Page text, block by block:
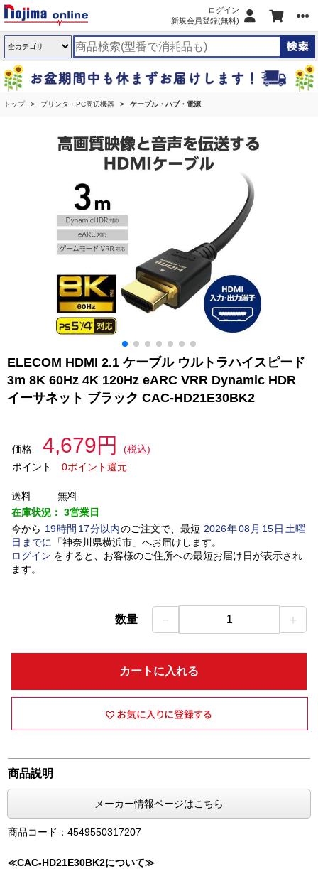
ログイン
新規会員登録(無料)
トップ プリンタ・PC周辺機器 ケーブル・ハブ・電源
ELECOM HDMI 2.1 ケーブル ウルトラハイスピード
3m 8K 60Hz 4K 120Hz eARC VRR Dynamic HDR
イーサネット ブラック CAC-HD21E30BK2
価格 4,679円
(税込)
ポイント
0ポイント還元
送料
無料
在庫状況： 3営業日
今から 19時間 17分以内のご注文で、最短 2026年08 月 15日土曜
日 までに 「神奈川県横浜市」 へお届けします。
ログイン をすると、お客様のご住所への最短お届け日が表示され
ます。
数量 － 1 ＋
カートに入れる
商品説明
メーカー情報ページはこちら
商品コード：4549550317207
≪CAC-HD21E30BK2について≫